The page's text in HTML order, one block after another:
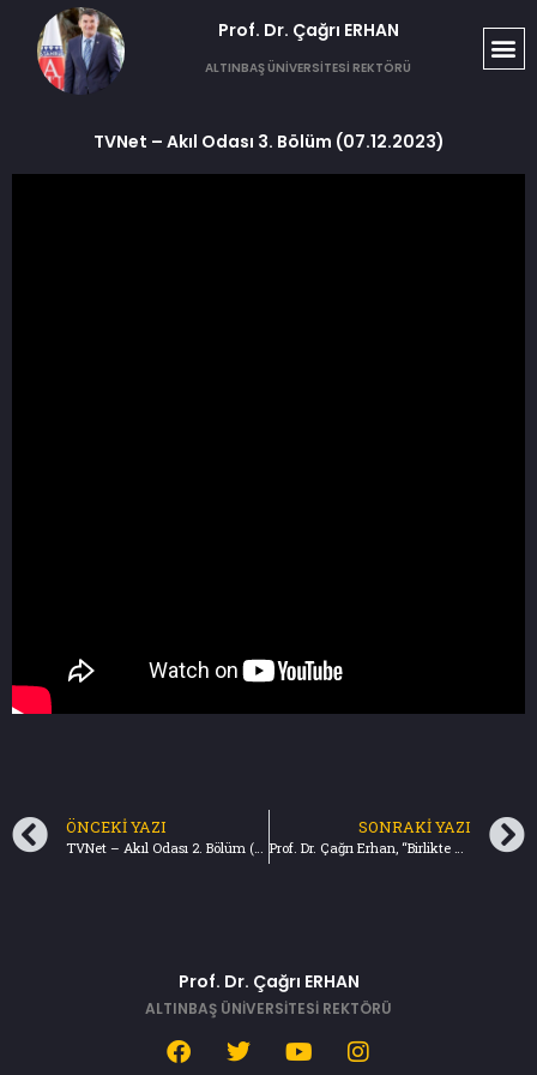
Prof. Dr. Çağrı ERHAN​
ALTINBAŞ ÜNİVERSİTESİ REKTÖRÜ
TVNet – Akıl Odası 3. Bölüm (07.12.2023)
ÖNCEKI YAZI SONRAKI YAZI
Prof. Dr. Çağrı ERHAN
ALTINBAŞ ÜNİVERSİTESİ REKTÖRÜ